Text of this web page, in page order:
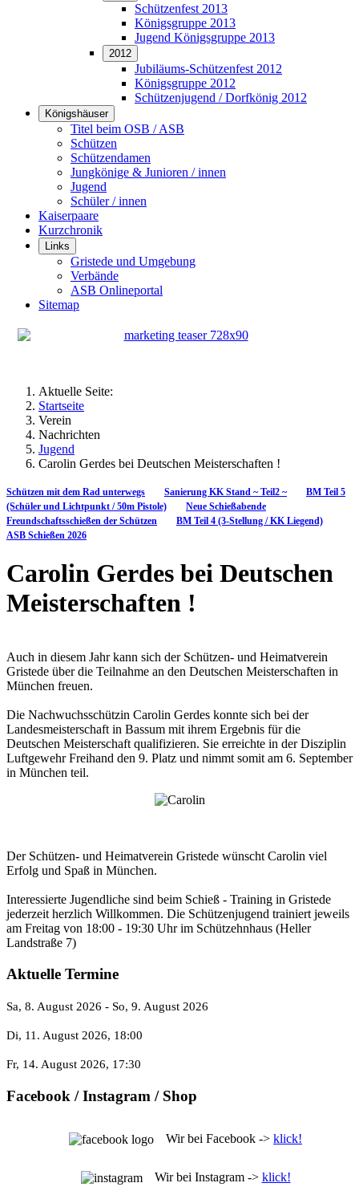
Schützenfest 2013
Königsgruppe 2013
Jugend Königsgruppe 2013
2012
Jubiläums-Schützenfest 2012
Königsgruppe 2012
Schützenjugend / Dorfkönig 2012
Königshäuser
Titel beim OSB / ASB
Schützen
Schützendamen
Jungkönige & Junioren / innen
Jugend
Schüler / innen
Kaiserpaare
Kurzchronik
Links
Gristede und Umgebung
Verbände
ASB Onlineportal
Sitemap
Aktuelle Seite:
Startseite
Verein
Nachrichten
Jugend
Carolin Gerdes bei Deutschen Meisterschaften !
Schützen mit dem Rad unterwegs Sanierung KK Stand ~ Teil2 ~
BM Teil 5
(Schüler und Lichtpunkt / 50m Pistole)
Neue Schießabende
Freundschaftsschießen der Schützen
BM Teil 4 (3-Stellung / KK Liegend)
ASB Schießen 2026
Carolin Gerdes bei Deutschen
Meisterschaften !
Auch in diesem Jahr kann sich der Schützen- und Heimatverein
Gristede über die Teilnahme an den Deutschen Meisterschaften in
München freuen.
Die Nachwuchsschützin Carolin Gerdes konnte sich bei der
Landesmeisterschaft in Bassum mit ihrem Ergebnis für die
Deutschen Meisterschaft qualifizieren. Sie erreichte in der Disziplin
Luftgewehr Freihand den 9. Platz und nimmt somit am 6. September
in München teil.
Der Schützen- und Heimatverein Gristede wünscht Carolin viel
Erfolg und Spaß in München.
Interessierte Jugendliche sind beim Schieß - Training in Gristede
jederzeit herzlich Willkommen. Die Schützenjugend trainiert jeweils
am Freitag von 18:00 - 19:30 Uhr im Schützehnhaus (Heller
Landstraße 7)
Aktuelle Termine
Sa, 8. August 2026 - So, 9. August 2026
Di, 11. August 2026, 18:00
Fr, 14. August 2026, 17:30
Facebook / Instagram / Shop
Wir bei Facebook -> klick!
Wir bei Instagram -> klick!